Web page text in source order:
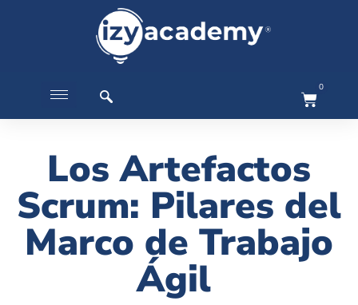
0
Los Artefactos
Scrum: Pilares del
Marco de Trabajo
Ágil